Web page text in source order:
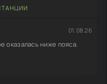
01.08.26
оказалась ниже пояса.